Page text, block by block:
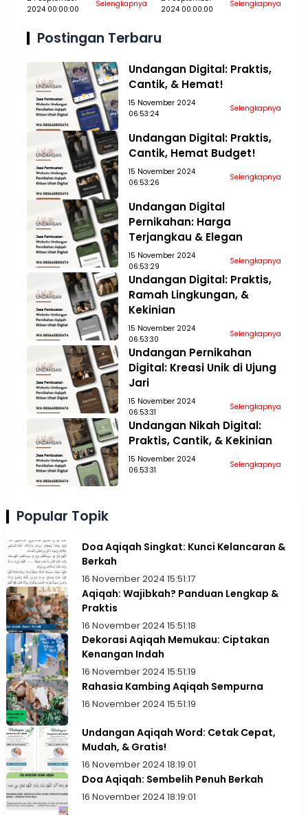
Aceh Tamiang
2024 00:00:00
Selengkapnya
Aceh Tengah
2024 00:00:00
Selengkapnya
Postingan Terbaru
Undangan Digital: Praktis,
Cantik, & Hemat!
15 November 2024
06:53:24
Selengkapnya
Undangan Digital: Praktis,
Cantik, Hemat Budget!
15 November 2024
06:53:26
Selengkapnya
Undangan Digital
Pernikahan: Harga
Terjangkau & Elegan
15 November 2024
06:53:29
Selengkapnya
Undangan Digital: Praktis,
Ramah Lingkungan, &
Kekinian
15 November 2024
06:53:30
Selengkapnya
Undangan Pernikahan
Digital: Kreasi Unik di Ujung
Jari
15 November 2024
06:53:31
Selengkapnya
Undangan Nikah Digital:
Praktis, Cantik, & Kekinian
15 November 2024
06:53:31
Selengkapnya
Popular Topik
Doa Aqiqah Singkat: Kunci Kelancaran &
Berkah
16 November 2024 15:51:17
Aqiqah: Wajibkah? Panduan Lengkap &
Praktis
16 November 2024 15:51:18
Dekorasi Aqiqah Memukau: Ciptakan
Kenangan Indah
16 November 2024 15:51:19
Rahasia Kambing Aqiqah Sempurna
16 November 2024 15:51:19
Undangan Aqiqah Word: Cetak Cepat,
Mudah, & Gratis!
16 November 2024 18:19:01
Doa Aqiqah: Sembelih Penuh Berkah
16 November 2024 18:19:01